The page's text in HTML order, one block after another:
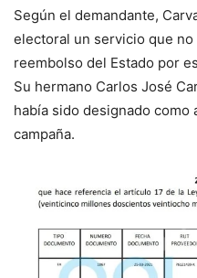
Según el demandante,
electoral un servicio que
reembolso del Estado por
Su hermano Carlos José
había sido designado
campaña.